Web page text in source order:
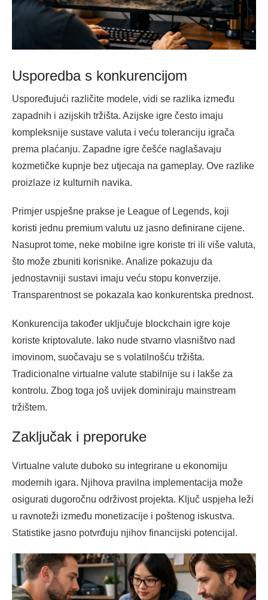
Usporedba s konkurencijom
Uspoređujući različite modele, vidi se razlika između
zapadnih i azijskih tržišta. Azijske igre često imaju
kompleksnije sustave valuta i veću toleranciju igrača
prema plaćanju. Zapadne igre češće naglašavaju
kozmetičke kupnje bez utjecaja na gameplay. Ove razlike
proizlaze iz kulturnih navika.
Primjer uspješne prakse je League of Legends, koji
koristi jednu premium valutu uz jasno definirane cijene.
Nasuprot tome, neke mobilne igre koriste tri ili više valuta,
što može zbuniti korisnike. Analize pokazuju da
jednostavniji sustavi imaju veću stopu konverzije.
Transparentnost se pokazala kao konkurentska prednost.
Konkurencija također uključuje blockchain igre koje
koriste kriptovalute. Iako nude stvarno vlasništvo nad
imovinom, suočavaju se s volatilnošću tržišta.
Tradicionalne virtualne valute stabilnije su i lakše za
kontrolu. Zbog toga još uvijek dominiraju mainstream
tržištem.
Zaključak i preporuke
Virtualne valute duboko su integrirane u ekonomiju
modernih igara. Njihova pravilna implementacija može
osigurati dugoročnu održivost projekta. Ključ uspjeha leži
u ravnoteži između monetizacije i poštenog iskustva.
Statistike jasno potvrđuju njihov financijski potencijal.